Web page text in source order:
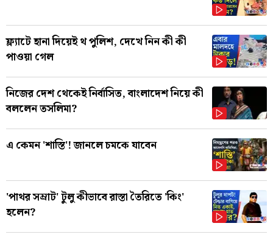
ফ্ল্যাটে হানা দিয়েই থ পুলিশ, দেখে নিন কী কী
পাওয়া গেল
নিজের দেশ থেকেই নির্বাসিত, বাংলাদেশ নিয়ে কী
বললেন তসলিমা?
এ কেমন 'শাস্তি'! জানলে চমকে যাবেন
'পাথর সম্রাট' টুলু কীভাবে রাস্তা তৈরিতে 'কিং'
হলেন?